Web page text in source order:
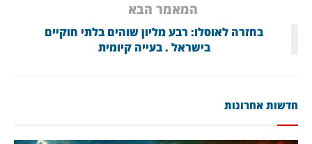
המאמר הבא
בחזרה לאוסלו: רבע מליון שוהים בלתי חוקיים
בישראל . בעייה קיומית
חדשות אחרונות